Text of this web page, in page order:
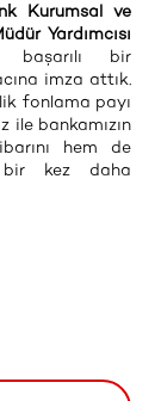
Kurumsal ve
Yardımcısı
bir
imza attık.
fonlama payı
ile bankamızın
hem de
bir kez daha